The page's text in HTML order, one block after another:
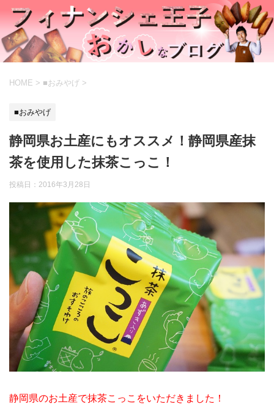
HOME > ■おみやげ >
■おみやげ
静岡県お土産にもオススメ！静岡県産抹
茶を使用した抹茶こっこ！
投稿日： 2016年3月28日
静岡県のお土産で抹茶こっこをいただきました！